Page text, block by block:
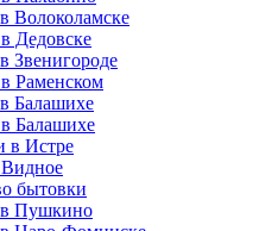
Волоколамске
Дедовске
Звенигороде
Раменском
Балашихе
Балашихе
в Истре
бытовки
в Пушкино